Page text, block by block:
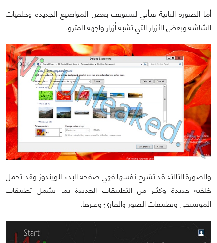
أما الصورة الثانية فتأتي لتشويف بعض المواضيع الجديدة وخلفيات
الشاشة وبعض الأزرار التي تشبه أزرار واجهة المترو.
والصورة الثالثة قد تشرح نفسها فهي صفحة البدء للويندوز وقد تحمل
خلفية جديدة وكثير من التطبيقات الجديدة بما يشمل تطبيقات
الموسيقى وتطبيقات الصور والقارئ وغيرها.